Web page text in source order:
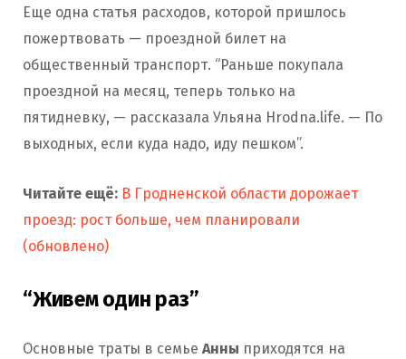
Еще одна статья расходов, которой пришлось
пожертвовать — проездной билет на
общественный транспорт. “Раньше покупала
проездной на месяц, теперь только на
пятидневку, — рассказала Ульяна Hrodna.life. — По
выходных, если куда надо, иду пешком”.
Читайте ещё: В Гродненской области дорожает
проезд: рост больше, чем планировали
(обновлено)
“Живем один раз”
Основные траты в семье Анны приходятся на